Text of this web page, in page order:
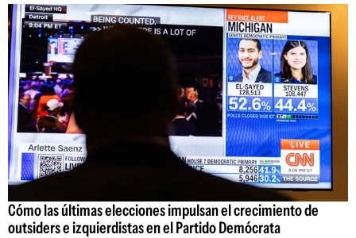
Cómo las últimas elecciones impulsan el crecimiento de
outsiders e izquierdistas en el Partido Demócrata